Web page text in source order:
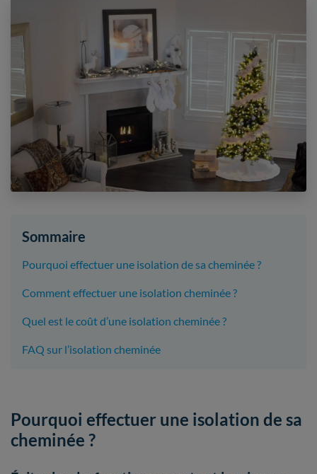
Sommaire
Pourquoi effectuer une isolation de sa cheminée ?
Comment effectuer une isolation cheminée ?
Quel est le coût d’une isolation cheminée ?
FAQ sur l’isolation cheminée
Pourquoi effectuer une isolation de sa
cheminée ?